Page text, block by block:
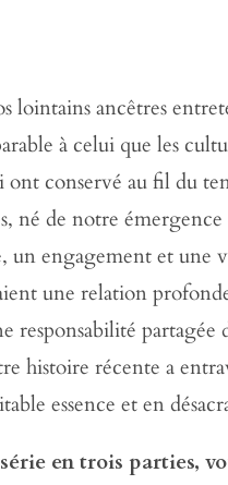
lointains ancêtres
à celui que les
ont conservé au fil du
né de notre
un engagement et une
une relation
responsabilité partagée
histoire récente a
essence et en
en trois parties,